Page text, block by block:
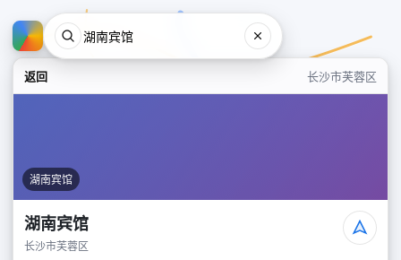
返回 长沙市芙蓉区
湖南宾馆
湖南宾馆
长沙市芙蓉区